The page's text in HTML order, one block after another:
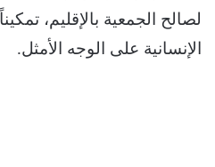
لصالح الجمعية بالإقليم،
الإنسانية على الوجه الأمثل.